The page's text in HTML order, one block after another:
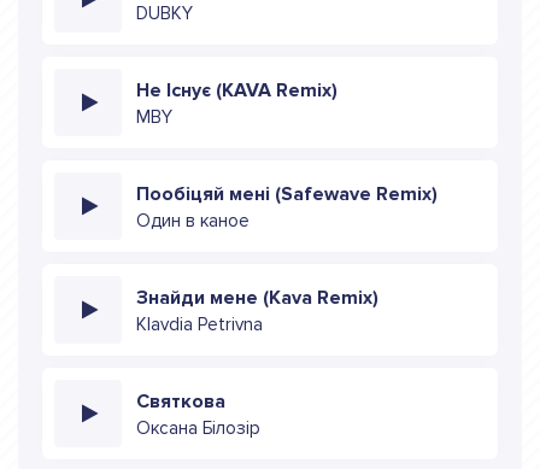
DUBKY
Не Існує (KAVA Remix)
MBY
Пообіцяй мені (Safewave Remix)
Один в каное
Знайди мене (Kava Remix)
Klavdia Petrivna
Святкова
Оксана Білозір